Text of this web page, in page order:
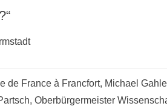
de France à Francfort, Michael
Oberbürgermeister